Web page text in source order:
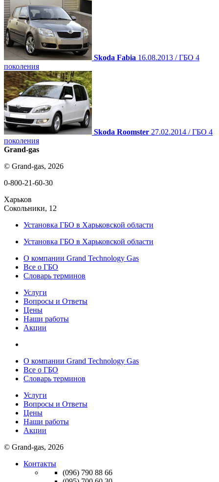
Skoda Fabia 16.08.2013 / ГБО 4
поколения
Skoda Roomster 27.02.2014 / ГБО 4
поколения
Grand-gas
© Grand-gas, 2026
0-800-21-60-30
Харьков
Сокольники, 12
Установка ГБО в Харьковской области
Установка ГБО в Харьковской области
О компании Grand Technology Gas
Все о ГБО
Словарь терминов
Услуги
Вопросы и Ответы
Цены
Наши работы
Акции
О компании Grand Technology Gas
Все о ГБО
Словарь терминов
Услуги
Вопросы и Ответы
Цены
Наши работы
Акции
© Grand-gas, 2026
Контакты
(096) 790 88 66